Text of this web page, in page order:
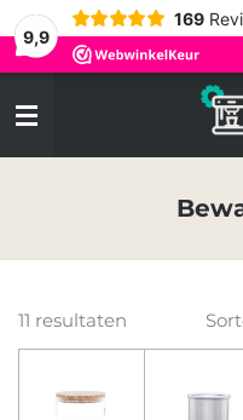
9,9
169
11 resultaten